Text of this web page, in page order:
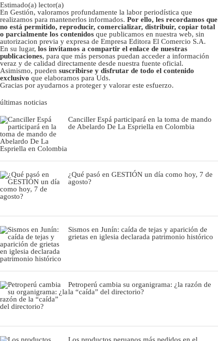
Estimado(a) lector(a)
En Gestión, valoramos profundamente la labor periodística que
realizamos para mantenerlos informados. Por ello, les recordamos que
no está permitido, reproducir, comercializar, distribuir, copiar total
o parcialmente los contenidos que publicamos en nuestra web, sin
autorizacion previa y expresa de Empresa Editora El Comercio S.A.
En su lugar, los invitamos a compartir el enlace de nuestras
publicaciones, para que más personas puedan acceder a información
veraz y de calidad directamente desde nuestra fuente oficial.
Asimismo, pueden suscribirse y disfrutar de todo el contenido
exclusivo que elaboramos para Uds.
Gracias por ayudarnos a proteger y valorar este esfuerzo.
últimas noticias
Canciller Espá participará en la toma de mando
de Abelardo De La Espriella en Colombia
¿Qué pasó en GESTIÓN un día como hoy, 7 de
agosto?
Sismos en Junín: caída de tejas y aparición de
grietas en iglesia declarada patrimonio histórico
Petroperú cambia su organigrama: ¿la razón de
la “caída” del directorio?